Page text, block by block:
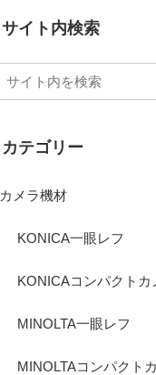
サイト内検索
カテゴリー
カメラ機材
KONICA一眼レフ
KONICAコンパクトカ
MINOLTA一眼レフ
MINOLTAコンパクト